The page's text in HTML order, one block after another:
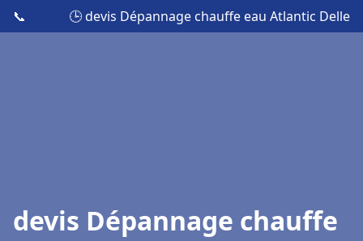
📞 🕒 devis Dépannage chauffe eau Atlantic Delle
devis Dépannage chauffe